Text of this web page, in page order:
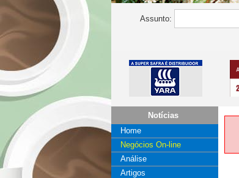
Assunto:
Notícias
Home
Negócios On-line
Análise
Artigos